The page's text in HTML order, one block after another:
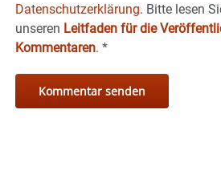
Datenschutzerklärung. Bitte lesen
unseren Leitfaden für die
Kommentaren. *